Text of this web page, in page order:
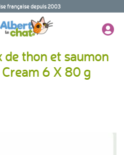
française depuis 2003
thon et saumon
6 X 80 g